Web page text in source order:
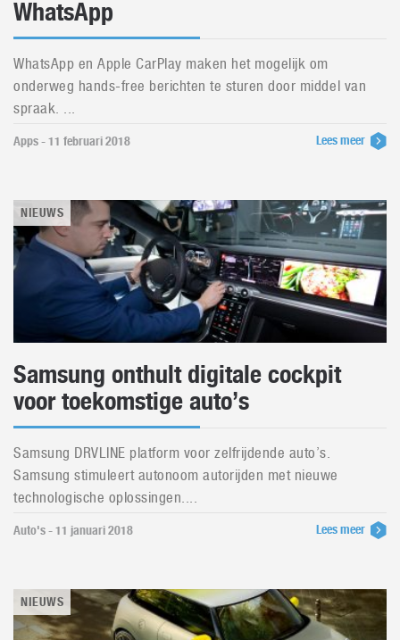
WhatsApp
WhatsApp en Apple CarPlay maken het mogelijk om
onderweg hands-free berichten te sturen door middel van
spraak. ...
Apps - 11 februari 2018 Lees meer
NIEUWS
Samsung onthult digitale cockpit
voor toekomstige auto’s
Samsung DRVLINE platform voor zelfrijdende auto’s.
Samsung stimuleert autonoom autorijden met nieuwe
technologische oplossingen....
Auto's - 11 januari 2018 Lees meer
NIEUWS